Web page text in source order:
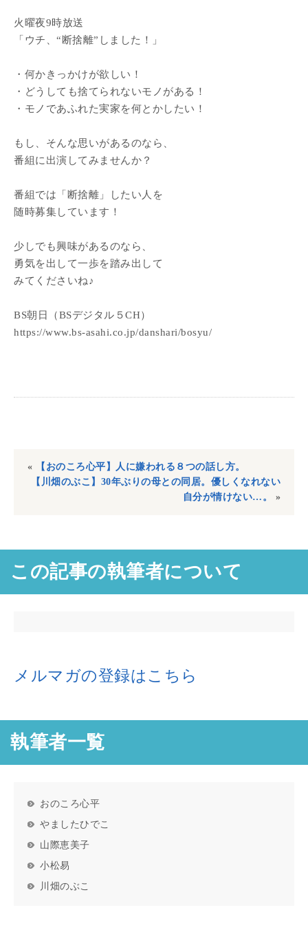
火曜夜9時放送
「ウチ、“断捨離”しました！」
・何かきっかけが欲しい！
・どうしても捨てられないモノがある！
・モノであふれた実家を何とかしたい！
もし、そんな思いがあるのなら、
番組に出演してみませんか？
番組では「断捨離」したい人を
随時募集しています！
少しでも興味があるのなら、
勇気を出して一歩を踏み出して
みてくださいね♪
BS朝日（BSデジタル５CH）
https://www.bs-asahi.co.jp/danshari/bosyu/
«
【おのころ心平】人に嫌われる８つの話し方。
【川畑のぶこ】30年ぶりの母との同居。優しくなれない
自分が情けない…。
»
この記事の執筆者について
メルマガの登録はこちら
執筆者一覧
おのころ心平
やましたひでこ
山際恵美子
小松易
川畑のぶこ